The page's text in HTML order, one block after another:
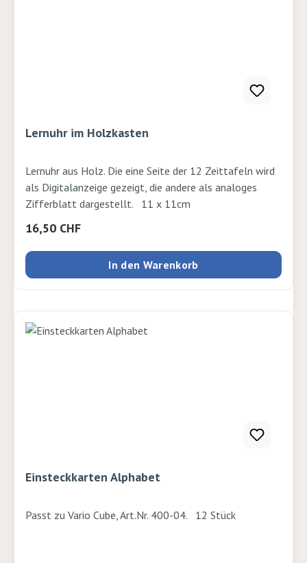
Lernuhr im Holzkasten
Lernuhr aus Holz. Die eine Seite der 12 Zeittafeln wird
als Digitalanzeige gezeigt, die andere als analoges
Zifferblatt dargestellt. 11 x 11cm
Regulärer Preis:
16,50 CHF
In den Warenkorb
Einsteckkarten Alphabet
Passt zu Vario Cube, Art.Nr. 400-04. 12 Stück